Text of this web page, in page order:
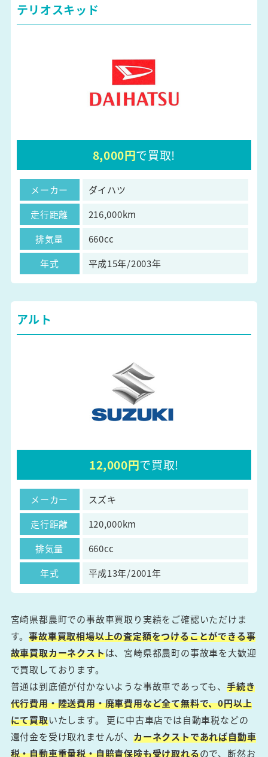
テリオスキッド
8,000円で買取!
メーカー
ダイハツ
走行距離
216,000km
排気量
660cc
年式
平成15年/2003年
アルト
12,000円で買取!
メーカー
スズキ
走行距離
120,000km
排気量
660cc
年式
平成13年/2001年
宮崎県都農町での事故車買取り実績をご確認いただけま
す。事故車買取相場以上の査定額をつけることができる事
故車買取カーネクストは、宮崎県都農町の事故車を大歓迎
で買取しております。
普通は到底値が付かないような事故車であっても、手続き
代行費用・陸送費用・廃車費用など全て無料で、0円以上
にて買取いたします。 更に中古車店では自動車税などの
還付金を受け取れませんが、カーネクストであれば自動車
税・自動車重量税・自賠責保険も受け取れるので、断然お